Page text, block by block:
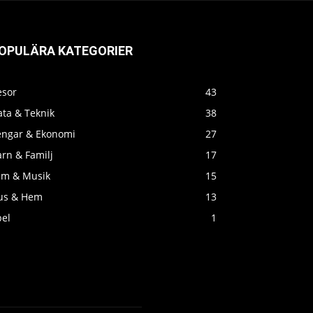
KATEGORIER
43
& Teknik
38
& Ekonomi
27
& Familj
17
& Musik
15
& Hem
13
1